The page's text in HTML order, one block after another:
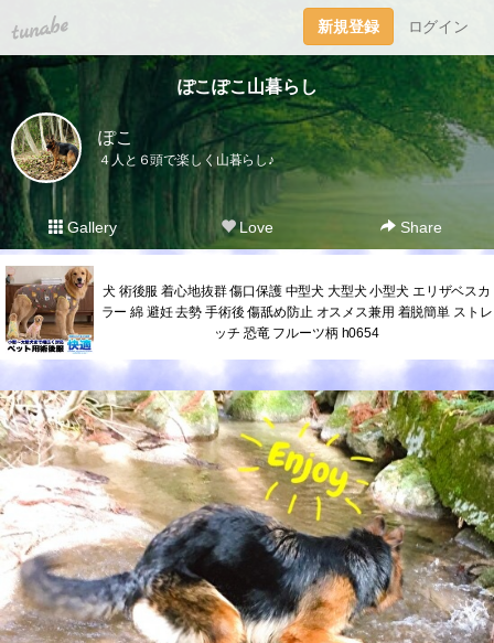
tuna.be 新規登録 ログイン
ぽこぽこ山暮らし
ぽこ
４人と６頭で楽しく山暮らし♪
Gallery Love Share
犬 術後服 着心地抜群 傷口保護 中型犬 大型犬 小型犬 エリザベスカ
ラー 綿 避妊 去勢 手術後 傷舐め防止 オスメス兼用 着脱簡単 ストレ
ッチ 恐竜 フルーツ柄 h0654